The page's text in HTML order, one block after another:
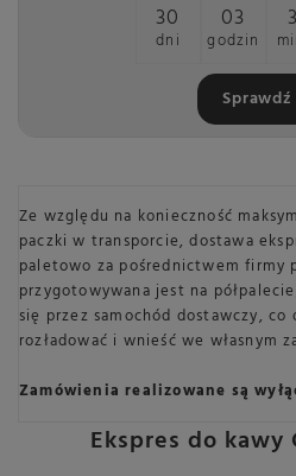
30
dni
03
godzin
Sprawdź
Ze względu na konieczność
paczki w transporcie, dostawa
paletowo za pośrednictwem firmy
przygotowywana jest na
się przez samochód dostawczy, co
rozładować i wnieść we własnym
Zamówienia realizowane są
Ekspres do kawy